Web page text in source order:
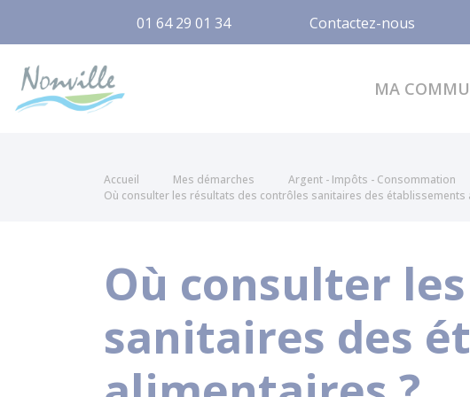
01 64 29 01 34 Contactez-nous
MA
Accueil Mes démarches Argent - Impôts - Consommation
Où consulter les résultats des contrôles sanitaires des établissements
Où consulter
sanitaires des